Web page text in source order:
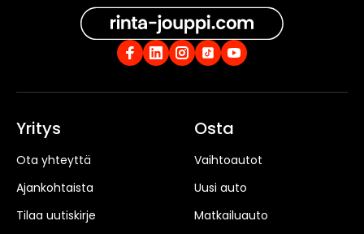
Yritys
Ota yhteyttä
Ajankohtaista
Tilaa uutiskirje
Osta
Vaihtoautot
Uusi auto
Matkailuauto